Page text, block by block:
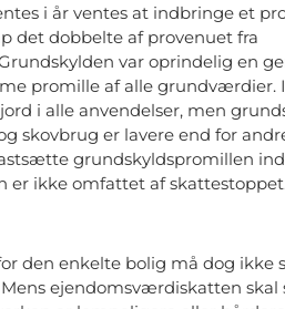
i år ventes at indbringe et
det dobbelte af provenuet fra
var oprindelig en
promille af alle grundværdier.
i alle anvendelser, men
skovbrug er lavere end for
grundskyldspromillen
er ikke omfattet af
den enkelte bolig må dog ikke
ejendomsværdiskatten skal